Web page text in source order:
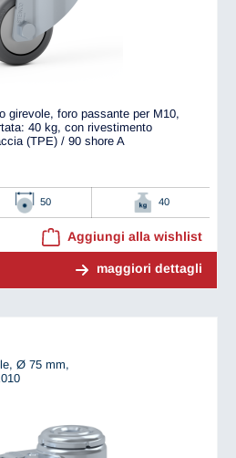
girevole, foro passante per M10,
40 kg, con rivestimento
(TPE) / 90 shore A
50 40
Aggiungi alla wishlist
maggiori dettagli
Ø 75 mm,